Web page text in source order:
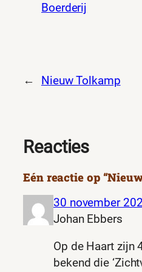
Boerderij
← Nieuw Tolkamp
Reacties
Eén reactie op
30 november
Johan Ebbers
Op de Haart zijn
bekend die